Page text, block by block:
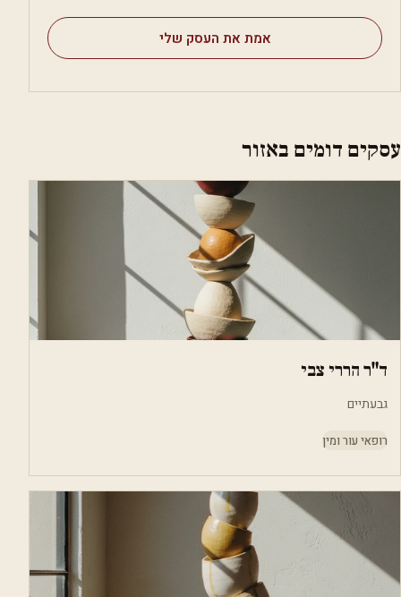
אמת את העסק שלי
עסקים דומים באזור
ד"ר הררי צבי
גבעתיים
רופאי עור ומין